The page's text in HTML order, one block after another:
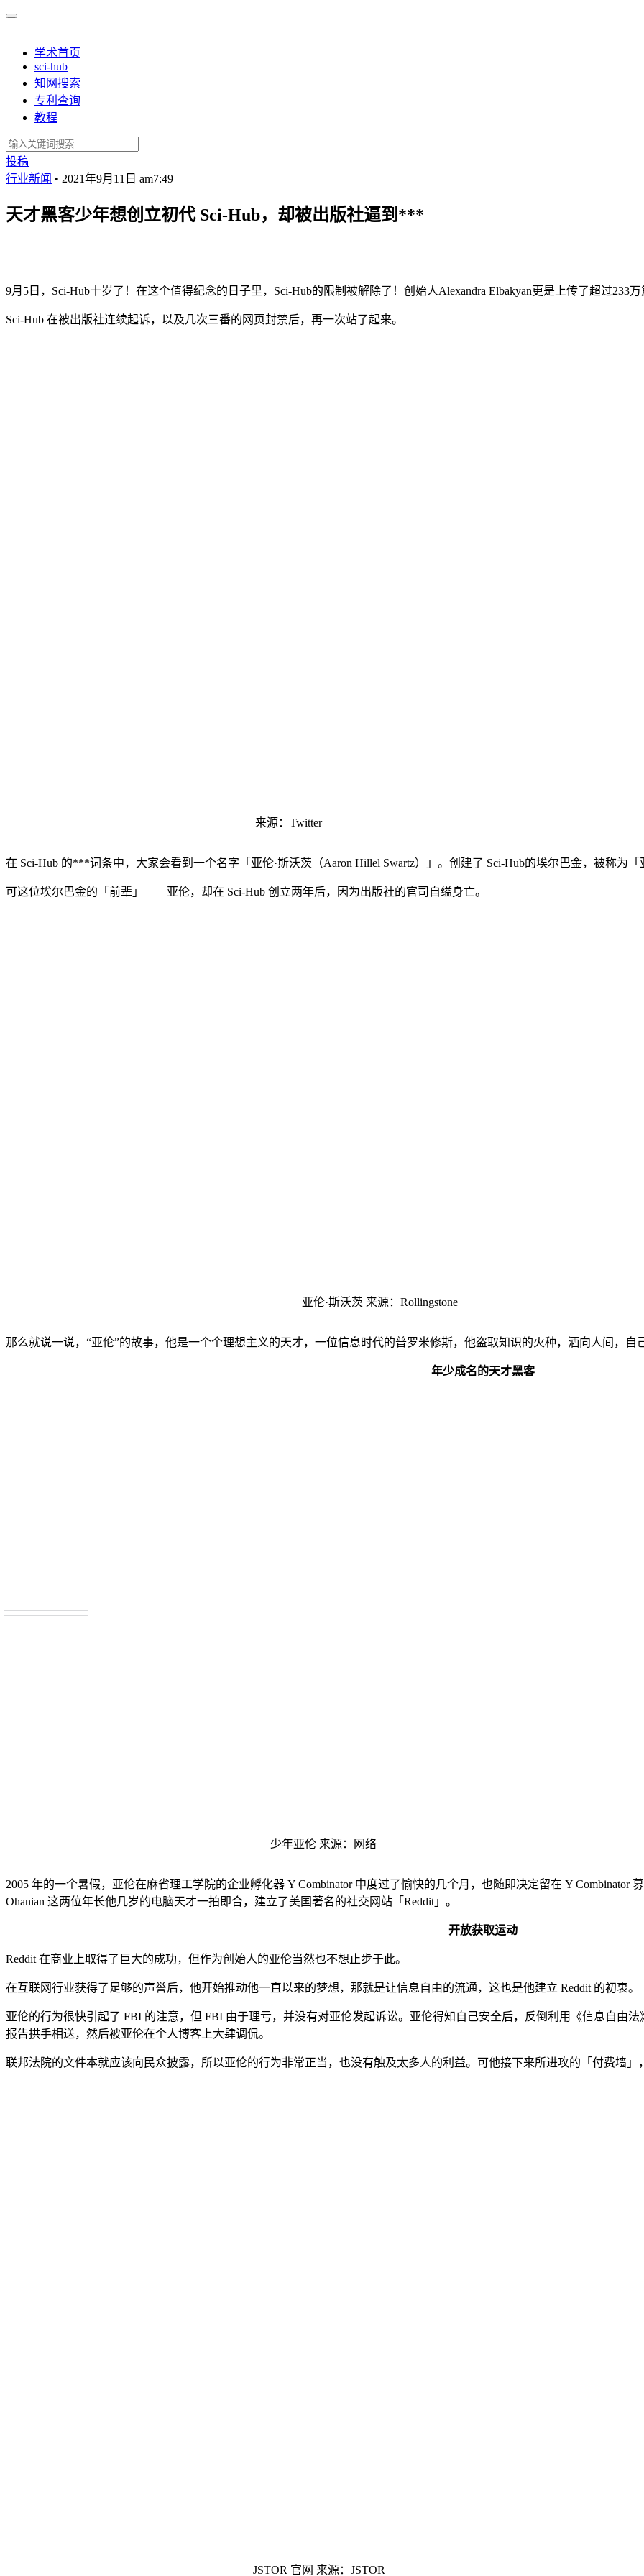
学术首页
sci-hub
知网搜索
专利查询
教程
投稿
行业新闻 • 2021年9月11日 am7:49
天才黑客少年想创立初代 Sci-Hub，却被出版社逼到***
9月5日，Sci-Hub十岁了！在这个值得纪念的日子里，Sci-Hub的限制被解除了！创始人Alexandra Elbakyan更是上传了超过233
Sci-Hub 在被出版社连续起诉，以及几次三番的网页封禁后，再一次站了起来。
来源：Twitter
在 Sci-Hub 的***词条中，大家会看到一个名字「亚伦·斯沃茨（Aaron Hillel Swartz）」。创建了 Sci-Hub的埃尔巴金，被称为「
可这位埃尔巴金的「前辈」——亚伦，却在 Sci-Hub 创立两年后，因为出版社的官司自缢身亡。
亚伦·斯沃茨 来源：Rollingstone
那么就说一说，“亚伦”的故事，他是一个个理想主义的天才，一位信息时代的普罗米修斯，他盗取知识的火种，洒向人间，自
年少成名的天才黑客
少年亚伦 来源：网络
2005 年的一个暑假，亚伦在麻省理工学院的企业孵化器 Y Combinator 中度过了愉快的几个月，也随即决定留在 Y Combinator
Ohanian 这两位年长他几岁的电脑天才一拍即合，建立了美国著名的社交网站「Reddit」。
开放获取运动
Reddit 在商业上取得了巨大的成功，但作为创始人的亚伦当然也不想止步于此。
在互联网行业获得了足够的声誉后，他开始推动他一直以来的梦想，那就是让信息自由的流通，这也是他建立 Reddit 的初衷。
亚伦的行为很快引起了 FBI 的注意，但 FBI 由于理亏，并没有对亚伦发起诉讼。亚伦得知自己安全后，反倒利用《信息自由
报告拱手相送，然后被亚伦在个人博客上大肆调侃。
联邦法院的文件本就应该向民众披露，所以亚伦的行为非常正当，也没有触及太多人的利益。可他接下来所进攻的「付费墙」
JSTOR 官网 来源：JSTOR